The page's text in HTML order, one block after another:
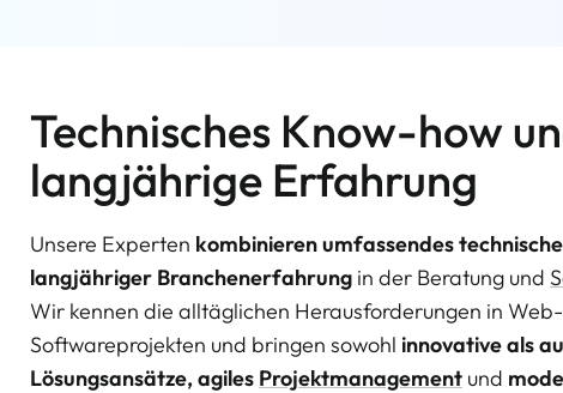
Technisches Know-how
langjährige Erfahrung
Unsere Experten kombinieren umfassendes
langjähriger Branchenerfahrung in der Beratung und
Wir kennen die alltäglichen Herausforderungen in
Softwareprojekten und bringen sowohl innovative als
Lösungsansätze, agiles Projektmanagement und